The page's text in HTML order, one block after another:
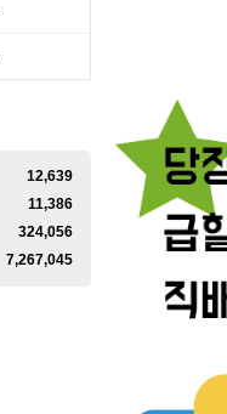
12,639
11,386
324,056
7,267,045